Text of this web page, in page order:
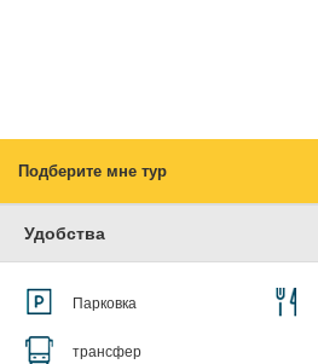
Подберите мне тур
Удобства
Парковка
трансфер